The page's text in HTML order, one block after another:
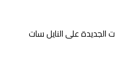
الجديدة على النايل سات